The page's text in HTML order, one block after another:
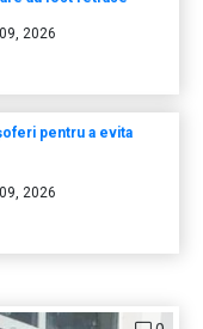
2026
pentru a evita
2026